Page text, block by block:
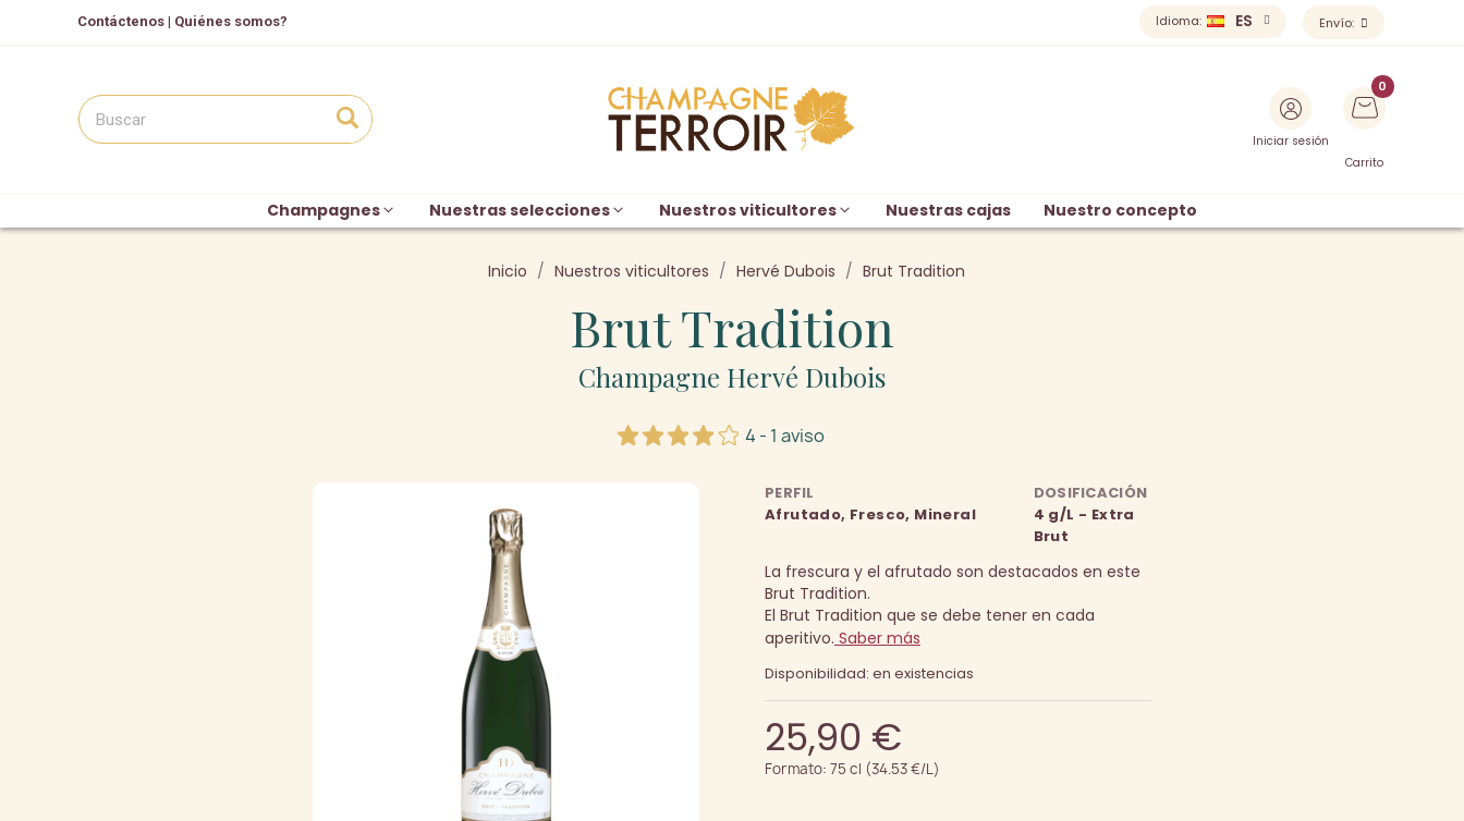
Contáctenos | Quiénes somos? Idioma: ES Envío:
Iniciar sesión
Carrito
Champagnes Nuestras selecciones Nuestros viticultores Nuestras cajas Nuestro concepto
Inicio Nuestros viticultores Hervé Dubois Brut Tradition
Brut Tradition
Champagne Hervé Dubois
4 - 1 aviso
PERFIL
Afrutado, Fresco, Mineral
DOSIFICACIÓN
4 g/L - Extra
Brut
La frescura y el afrutado son destacados en este
Brut Tradition.
El Brut Tradition que se debe tener en cada
aperitivo. Saber más
Disponibilidad: en existencias
25,90 €
Formato: 75 cl (34.53 €/L)